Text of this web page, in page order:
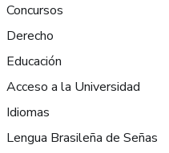
Concursos
Derecho
Educación
Acceso a la Universidad
Idiomas
Lengua Brasileña de Señas